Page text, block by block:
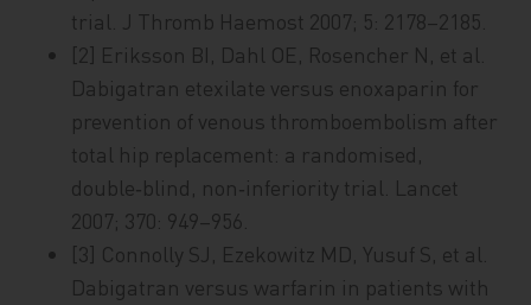
trial. J Thromb Haemost 2007; 5: 2178–2185.
[2] Eriksson BI, Dahl OE, Rosencher N, et al.
Dabigatran etexilate versus enoxaparin for
prevention of venous thromboembolism after
total hip replacement: a randomised,
double‑blind, non‑inferiority trial. Lancet
2007; 370: 949–956.
[3] Connolly SJ, Ezekowitz MD, Yusuf S, et al.
Dabigatran versus warfarin in patients with